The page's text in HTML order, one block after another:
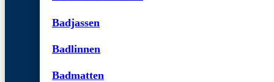
Badjassen
Badlinnen
Badmatten